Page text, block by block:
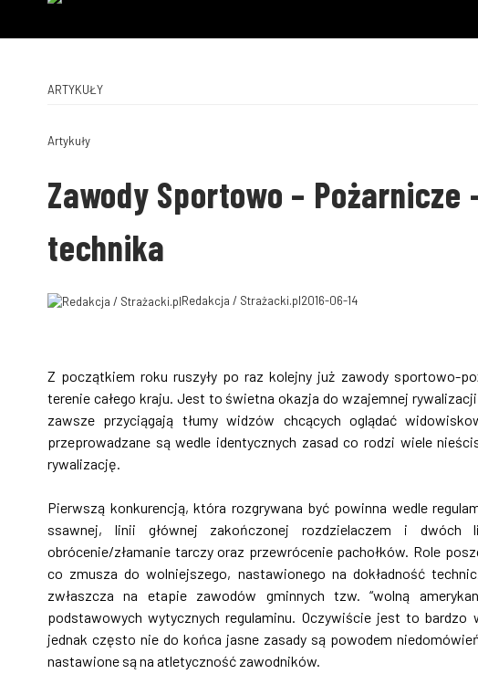
ARTYKUŁY
Artykuły
Zawody Sportowo –
technika
Redakcja / Strażacki.pl2016-06-14
Z początkiem roku ruszyły po raz kolejny już zawody sportowo-
terenie całego kraju. Jest to świetna okazja do wzajemnej
zawsze przyciągają tłumy widzów chcących oglądać
przeprowadzane są wedle identycznych zasad co rodzi wiele
rywalizację.
Pierwszą konkurencją, która rozgrywana być powinna wedle
ssawnej, linii głównej zakończonej rozdzielaczem i dwóch
obrócenie/złamanie tarczy oraz przewrócenie pachołków. Role
co zmusza do wolniejszego, nastawionego na dokładność
zwłaszcza na etapie zawodów gminnych tzw. “wolną
podstawowych wytycznych regulaminu. Oczywiście jest to
jednak często nie do końca jasne zasady są powodem
nastawione są na atletyczność zawodników.